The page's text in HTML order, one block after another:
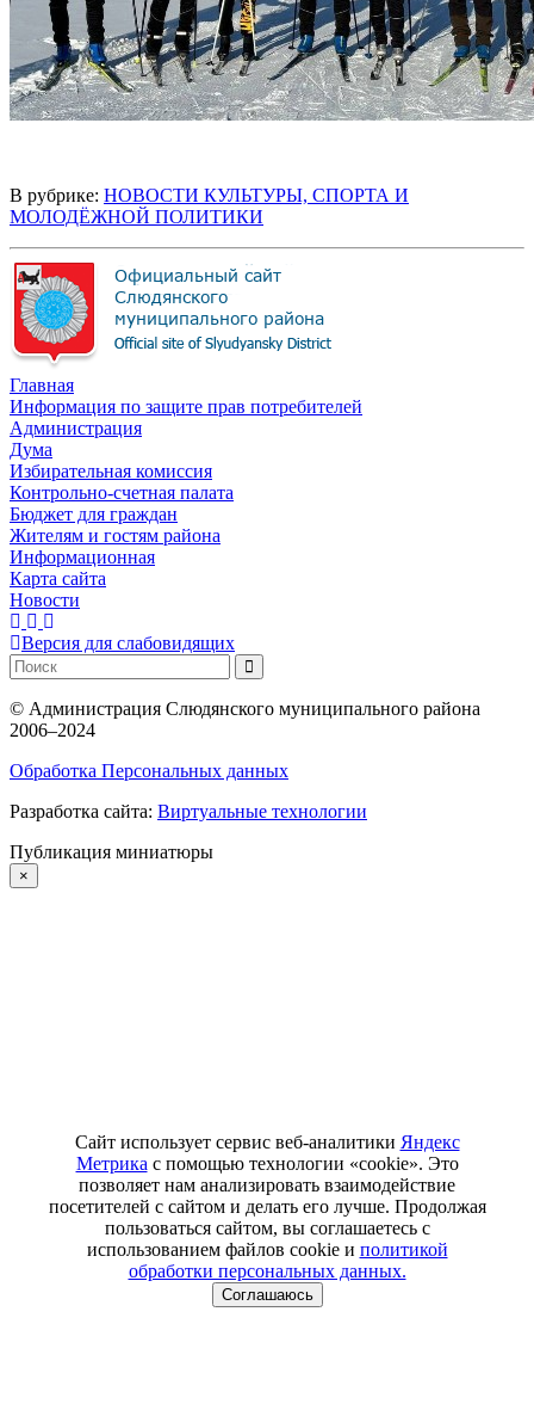
В рубрике: НОВОСТИ КУЛЬТУРЫ, СПОРТА И
МОЛОДЁЖНОЙ ПОЛИТИКИ
Главная
Информация по защите прав потребителей
Администрация
Дума
Избирательная комиссия
Контрольно-счетная палата
Бюджет для граждан
Жителям и гостям района
Информационная
Карта сайта
Новости
Версия для слабовидящих
© Администрация Слюдянского муниципального района
2006–2024
Обработка Персональных данных
Разработка сайта: Виртуальные технологии
Публикация миниатюры
×
Сайт использует сервис веб-аналитики Яндекс
Метрика с помощью технологии «cookie». Это
позволяет нам анализировать взаимодействие
посетителей с сайтом и делать его лучше. Продолжая
пользоваться сайтом, вы соглашаетесь с
использованием файлов cookie и политикой
обработки персональных данных.
Соглашаюсь